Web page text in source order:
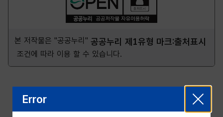
본 저작물은 "공공누리" 공공누리 제1유형 마크:출처표시
조건에 따라 이용 할 수 있습니다.
Error